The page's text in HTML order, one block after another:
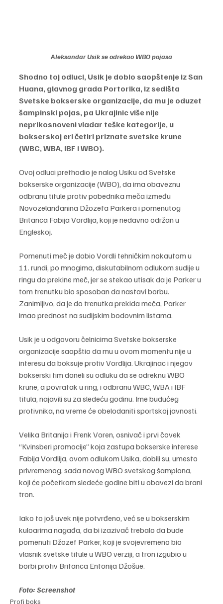
Aleksandar Usik se odrekao WBO pojasa
Shodno toj odluci, Usik je dobio saopštenje iz San
Huana, glavnog grada Portorika, iz sedišta
Svetske bokserske organizacije, da mu je oduzet
šampinski pojas, pa Ukrajinic više nije
neprikosnoveni vladar teške kategorije, u
bokserskoj eri četiri priznate svetske krune
(WBC, WBA, IBF i WBO).
Ovoj odluci prethodio je nalog Usiku od Svetske
bokserske organizacije (WBO), da ima obaveznu
odbranu titule protiv pobednika meča između
Novozelanđanina Džozefa Parkera i pomenutog
Britanca Fabija Vordlija, koji je nedavno održan u
Engleskoj.
Pomenuti meč je dobio Vordli tehničkim nokautom u
11. rundi, po mnogima, diskutabilnom odlukom sudije u
ringu da prekine meč, jer se stekao utisak da je Parker u
tom trenutku bio sposoban da nastavi borbu.
Zanimljivo, da je do trenutka prekida meča, Parker
imao prednost na sudijskim bodovnim listama.
Usik je u odgovoru čelnicima Svetske bokserske
organizacije saopštio da mu u ovom momentu nije u
interesu da boksuje protiv Vordlija. Ukrajinac i njegov
bokserski tim doneli su odluku da se odreknu WBO
krune, a povratak u ring, i odbranu WBC, WBA i IBF
titula, najavili su za sledeću godinu. Ime budućeg
protivnika, na vreme će obelodaniti sportskoj javnosti.
Velika Britanija i Frenk Voren, osnivač i prvi čovek
“Kvinsberi promocije” koja zastupa bokserske interese
Fabija Vordlija, ovom odlukom Usika, dobili su, umesto
privremenog, sada novog WBO svetskog šampiona,
koji će početkom sledeće godine biti u obavezi da brani
tron.
Iako to još uvek nije potvrđeno, već se u bokserskim
kuloarima nagađa, da bi izazivač trebalo da bude
pomenuti Džozef Parker, koji je svojevremeno bio
vlasnik svetske titule u WBO verziji, a tron izgubio u
borbi protiv Britanca Entonija Džošue.
Foto: Screenshot
Profi boks